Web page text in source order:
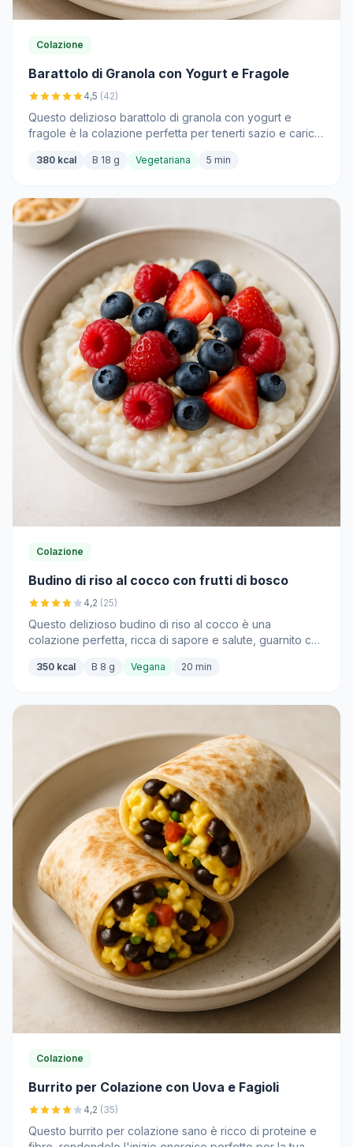
Colazione
Barattolo di Granola con Yogurt e Fragole
4,5 (42)
Questo delizioso barattolo di granola con yogurt e
fragole è la colazione perfetta per tenerti sazio e carico
380 kcal B 18 g Vegetariana 5 min
Colazione
Budino di riso al cocco con frutti di bosco
4,2 (25)
Questo delizioso budino di riso al cocco è una
colazione perfetta, ricca di sapore e salute, guarnito con
350 kcal B 8 g Vegana 20 min
Colazione
Burrito per Colazione con Uova e Fagioli
4,2 (35)
Questo burrito per colazione sano è ricco di proteine e